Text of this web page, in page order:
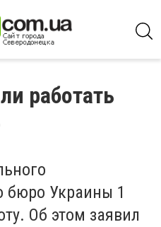
работать
бюро Украины 1
Об этом заявил